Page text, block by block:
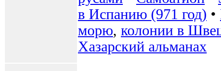
в Испанию (971 год) •
морю, колонии в
Хазарский альманах